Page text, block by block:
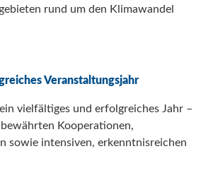
rund um den Klimawandel
Veranstaltungsjahr
vielfältiges und erfolgreiches Jahr –
Kooperationen,
sowie intensiven, erkenntnisreichen